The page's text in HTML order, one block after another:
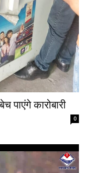
पाएंगे कारोबारी
0